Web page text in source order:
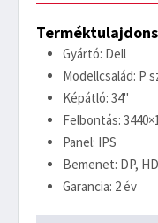
Gyártó: Dell
Modellcsalád: P
Képátló: 34"
Felbontás:
Panel: IPS
Bemenet: DP,
Garancia: 2 év